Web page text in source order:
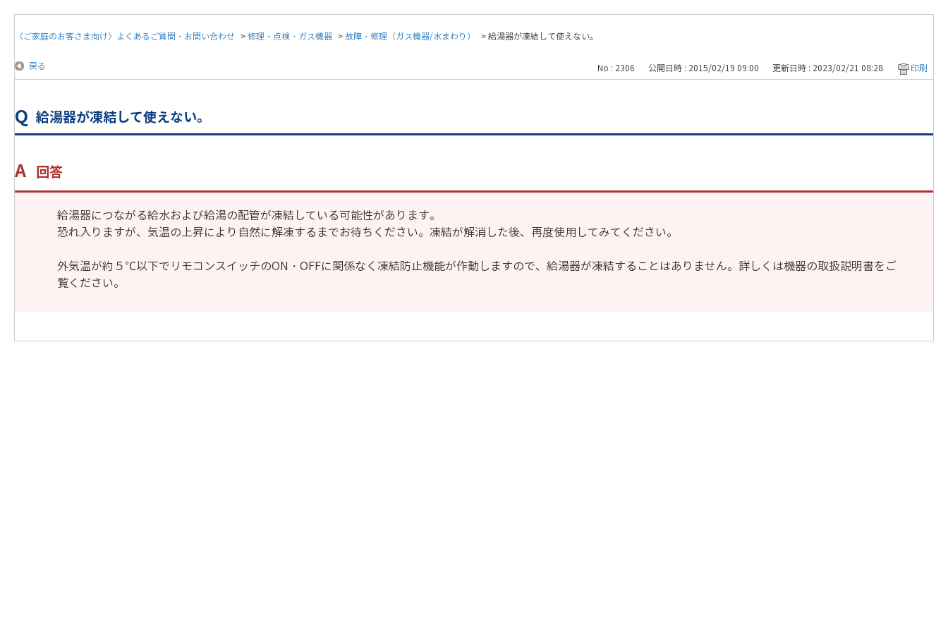
〈ご家庭のお客さま向け〉よくあるご質問・お問い合わせ >修理・点検・ガス機器 >故障・修理（ガス機器/水まわり） >給湯器が凍結して使えない。
戻る No : 2306 公開日時 : 2015/02/19 09:00 更新日時 : 2023/02/21 08:28 印刷
給湯器が凍結して使えない。
回答
給湯器につながる給水および給湯の配管が凍結している可能性があります。
恐れ入りますが、気温の上昇により自然に解凍するまでお待ちください。凍結が解消した後、再度使用してみてください。
外気温が約５℃以下でリモコンスイッチのON・OFFに関係なく凍結防止機能が作動しますので、給湯器が凍結することはありません。詳しくは機器の取扱説明書をご
覧ください。